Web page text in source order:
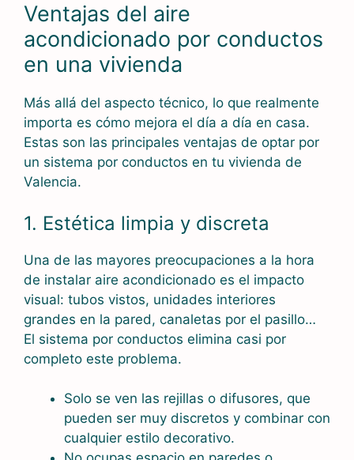
Ventajas del aire
acondicionado por conductos
en una vivienda
Más allá del aspecto técnico, lo que realmente
importa es cómo mejora el día a día en casa.
Estas son las principales ventajas de optar por
un sistema por conductos en tu vivienda de
Valencia.
1. Estética limpia y discreta
Una de las mayores preocupaciones a la hora
de instalar aire acondicionado es el impacto
visual: tubos vistos, unidades interiores
grandes en la pared, canaletas por el pasillo…
El sistema por conductos elimina casi por
completo este problema.
Solo se ven las rejillas o difusores, que
pueden ser muy discretos y combinar con
cualquier estilo decorativo.